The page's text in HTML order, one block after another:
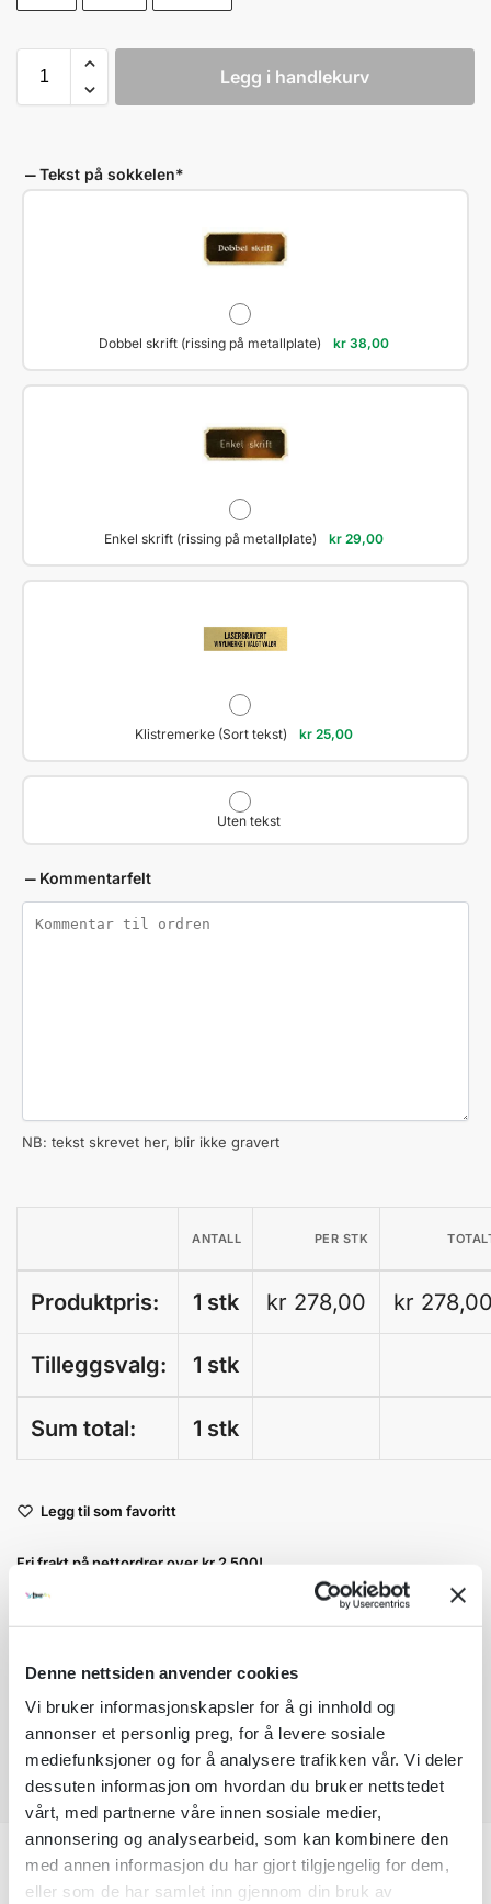
Denne nettsiden anvender cookies
Vi bruker informasjonskapsler for å gi innhold og
annonser et personlig preg, for å levere sosiale
mediefunksjoner og for å analysere trafikken vår. Vi deler
dessuten informasjon om hvordan du bruker nettstedet
vårt, med partnerne våre innen sosiale medier,
annonsering og analysearbeid, som kan kombinere den
med annen informasjon du har gjort tilgjengelig for dem,
eller som de har samlet inn gjennom din bruk av
Legg i handlekurv
Tekst på sokkelen*
Dobbel skrift (rissing på metallplate) kr 38,00
Enkel skrift (rissing på metallplate) kr 29,00
Klistremerke (Sort tekst) kr 25,00
Uten tekst
Kommentarfelt
NB: tekst skrevet her, blir ikke gravert
ANTALL PER STK
Produktpris: 1 stk kr 278,00 kr
Tilleggsvalg: 1 stk
Sum total: 1 stk
l
e
e
Legg til som favoritt
Fri frakt på nettordrer over kr 2 500!
Kvantumsrabatt mange av våre produkter
Ordre som haster kan sendes innad 1-2 virkedager mot tillegg
Tilleggsinformasjon